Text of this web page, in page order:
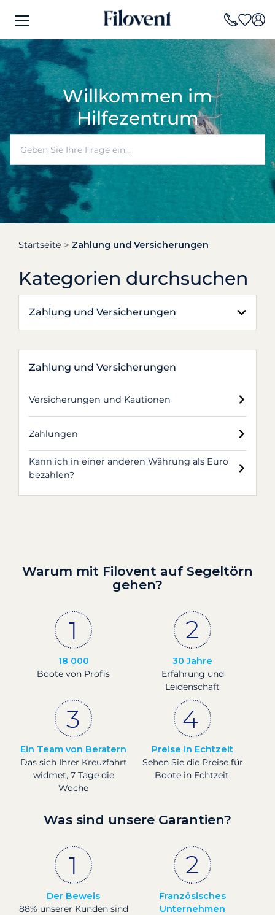
Willkommen im
Hilfezentrum
Startseite Zahlung und Versicherungen
Kategorien durchsuchen
Zahlung und Versicherungen
Zahlung und Versicherungen
Versicherungen und Kautionen
Zahlungen
Kann ich in einer anderen Währung als Euro
bezahlen?
Warum mit Filovent auf Segeltörn
gehen?
18 000
Boote von Profis
30 Jahre
Erfahrung und
Leidenschaft
Ein Team von Beratern
Das sich Ihrer Kreuzfahrt
widmet, 7 Tage die
Woche
Preise in Echtzeit
Sehen Sie die Preise für
Boote in Echtzeit.
Was sind unsere Garantien?
Der Beweis
88% unserer Kunden sind
Französisches
Unternehmen